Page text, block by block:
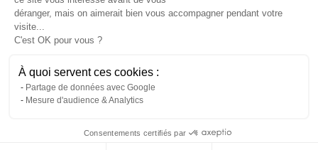
déranger, mais on aimerait bien vous accompagner pendant votre
visite...
C'est OK pour vous ?
À quoi servent ces cookies :
Partage de données avec Google
Mesure d'audience & Analytics
Consentements certifiés par
de residuos recogidos y tratados en 2025